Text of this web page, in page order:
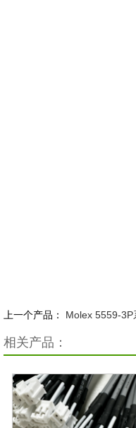
上一个产品： Molex 5559-
相关产品：